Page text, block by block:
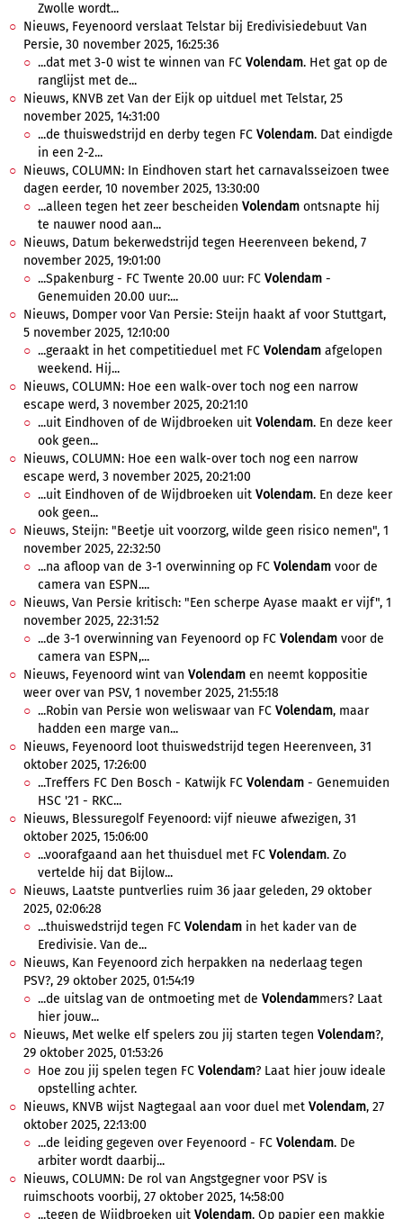
Zwolle wordt...
Nieuws, Feyenoord verslaat Telstar bij Eredivisiedebuut Van
Persie, 30 november 2025, 16:25:36
...dat met 3-0 wist te winnen van FC Volendam. Het gat op de
ranglijst met de...
Nieuws, KNVB zet Van der Eijk op uitduel met Telstar, 25
november 2025, 14:31:00
...de thuiswedstrijd en derby tegen FC Volendam. Dat eindigde
in een 2-2...
Nieuws, COLUMN: In Eindhoven start het carnavalsseizoen twee
dagen eerder, 10 november 2025, 13:30:00
...alleen tegen het zeer bescheiden Volendam ontsnapte hij
te nauwer nood aan...
Nieuws, Datum bekerwedstrijd tegen Heerenveen bekend, 7
november 2025, 19:01:00
...Spakenburg - FC Twente 20.00 uur: FC Volendam -
Genemuiden 20.00 uur:...
Nieuws, Domper voor Van Persie: Steijn haakt af voor Stuttgart,
5 november 2025, 12:10:00
...geraakt in het competitieduel met FC Volendam afgelopen
weekend. Hij...
Nieuws, COLUMN: Hoe een walk-over toch nog een narrow
escape werd, 3 november 2025, 20:21:10
...uit Eindhoven of de Wijdbroeken uit Volendam. En deze keer
ook geen...
Nieuws, COLUMN: Hoe een walk-over toch nog een narrow
escape werd, 3 november 2025, 20:21:00
...uit Eindhoven of de Wijdbroeken uit Volendam. En deze keer
ook geen...
Nieuws, Steijn: "Beetje uit voorzorg, wilde geen risico nemen", 1
november 2025, 22:32:50
...na afloop van de 3-1 overwinning op FC Volendam voor de
camera van ESPN....
Nieuws, Van Persie kritisch: "Een scherpe Ayase maakt er vijf", 1
november 2025, 22:31:52
...de 3-1 overwinning van Feyenoord op FC Volendam voor de
camera van ESPN,...
Nieuws, Feyenoord wint van Volendam en neemt koppositie
weer over van PSV, 1 november 2025, 21:55:18
...Robin van Persie won weliswaar van FC Volendam, maar
hadden een marge van...
Nieuws, Feyenoord loot thuiswedstrijd tegen Heerenveen, 31
oktober 2025, 17:26:00
...Treffers FC Den Bosch - Katwijk FC Volendam - Genemuiden
HSC '21 - RKC...
Nieuws, Blessuregolf Feyenoord: vijf nieuwe afwezigen, 31
oktober 2025, 15:06:00
...voorafgaand aan het thuisduel met FC Volendam. Zo
vertelde hij dat Bijlow...
Nieuws, Laatste puntverlies ruim 36 jaar geleden, 29 oktober
2025, 02:06:28
...thuiswedstrijd tegen FC Volendam in het kader van de
Eredivisie. Van de...
Nieuws, Kan Feyenoord zich herpakken na nederlaag tegen
PSV?, 29 oktober 2025, 01:54:19
...de uitslag van de ontmoeting met de Volendammers? Laat
hier jouw...
Nieuws, Met welke elf spelers zou jij starten tegen Volendam?,
29 oktober 2025, 01:53:26
Hoe zou jij spelen tegen FC Volendam? Laat hier jouw ideale
opstelling achter.
Nieuws, KNVB wijst Nagtegaal aan voor duel met Volendam, 27
oktober 2025, 22:13:00
...de leiding gegeven over Feyenoord - FC Volendam. De
arbiter wordt daarbij...
Nieuws, COLUMN: De rol van Angstgegner voor PSV is
ruimschoots voorbij, 27 oktober 2025, 14:58:00
...tegen de Wijdbroeken uit Volendam. Op papier een makkie